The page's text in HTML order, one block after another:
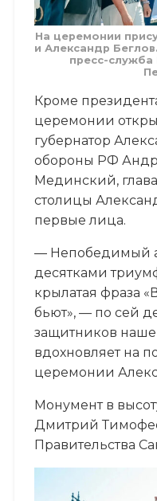
На церемонии
и Александр
пресс-служба
Кроме
церемонии
губернатор
обороны РФ
Мединский,
столицы
первые лица.
— Непобедимый
десятками
крылатая фраза
бьют», — по сей
защитников
вдохновляет на
церемонии
Монумент в
Дмитрий
Правительства